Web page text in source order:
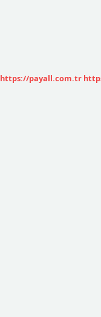
https://payall.com.tr